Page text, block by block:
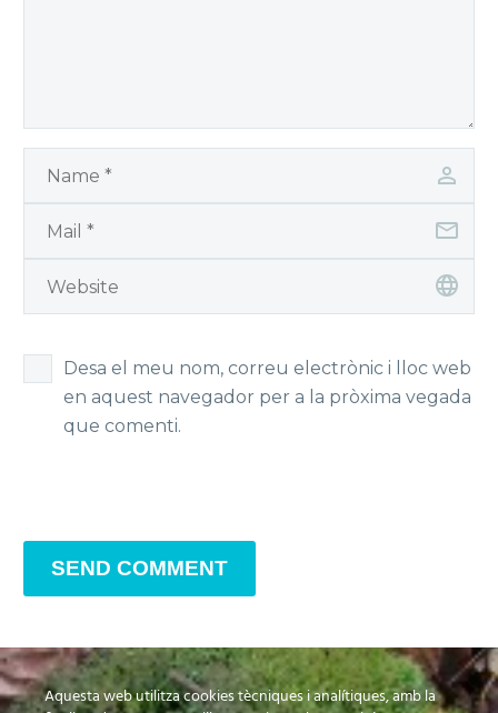
Desa el meu nom, correu electrònic i lloc web
en aquest navegador per a la pròxima vegada
que comenti.
SEND COMMENT
Aquesta web utilitza cookies tècniques i analítiques, amb la